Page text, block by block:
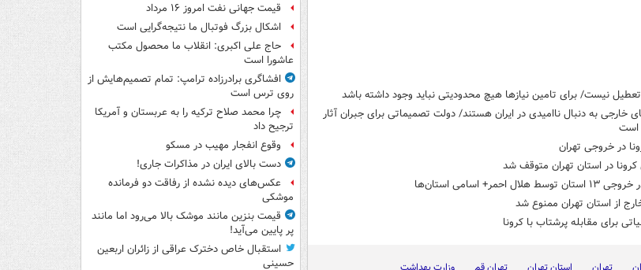
نیست/ برای تامین نیازها هیچ محدودیتی نباید وجود داشته باشد
خارجی به دنبال ناامیدی در ایران هستند/ دولت تصمیماتی برای جبران آثار
است
در خروجی تهران
کرونا در استان تهران متوقف شد
اسامی استان‌ها
از استان تهران ممنوع شد
قیمت جهانی نفت امروز ۱۶ مرداد
اشکال بزرگ فوتبال ما نتیجه‌گرایی است
حاج علی اکبری: انقلاب ما محصول مکتب
عاشورا است
افشاگری برادرزاده ترامپ: تمام تصمیم‌هایش از
روی ترس است
چرا محمد صلاح ترکیه را به عربستان و آمریکا
ترجیح داد
وقوع انفجار مهیب در مسکو
دست بالای ایران در مذاکرات جاری!
عکس‌های دیده نشده از رفاقت دو فرمانده‌
موشکی
قیمت بنزین مانند موشک بالا می‌رود اما مانند
پر پایین می‌آید!
استقبال خاص دخترک عراقی از زائران اربعین
حسینی